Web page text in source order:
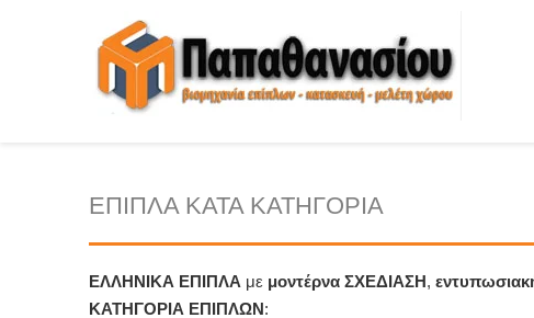
ΕΠΙΠΛΑ ΚΑΤΑ ΚΑΤΗΓΟΡΙΑ
ΕΛΛΗΝΙΚΑ ΕΠΙΠΛΑ με μοντέρνα ΣΧΕΔΙΑΣΗ,
ΚΑΤΗΓΟΡΙΑ ΕΠΙΠΛΩΝ: